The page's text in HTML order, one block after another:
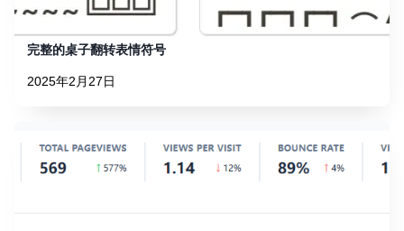
完整的桌子翻转表情符号
2025年2月27日